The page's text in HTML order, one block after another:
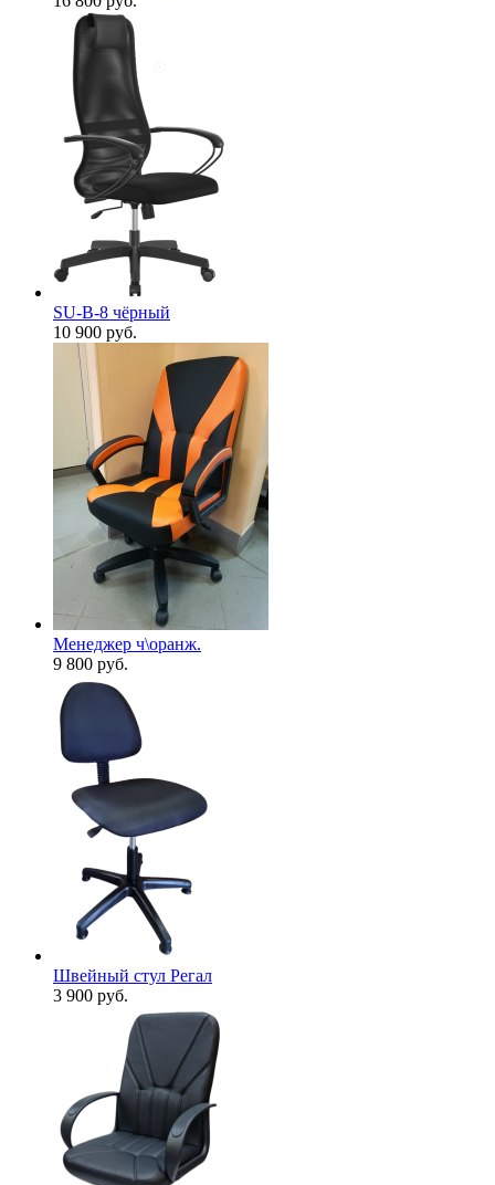
SU-B-8 чёрный
10 900 руб.
Менеджер ч\оранж.
9 800 руб.
Швейный стул Регал
3 900 руб.